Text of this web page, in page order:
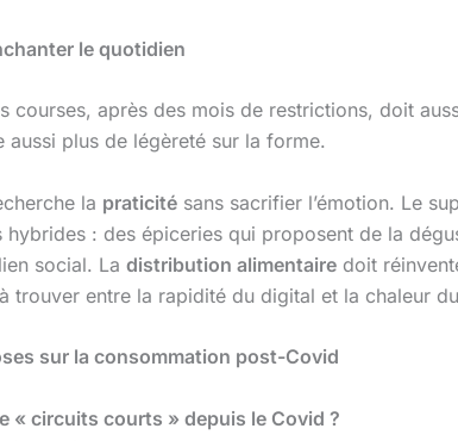
le quotidien
courses, après des mois de restrictions, doit
plus de légèreté sur la forme.
la praticité sans sacrifier l’émotion. Le
: des épiceries qui proposent de la
social. La distribution alimentaire doit
trouver entre la rapidité du digital et la chaleur
sur la consommation post-Covid
« circuits courts » depuis le Covid ?